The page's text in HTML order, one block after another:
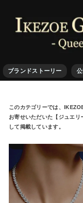
ブランドストーリー
このカテゴリーでは、
お寄せいただいた【ジュエリ
して掲載しています。